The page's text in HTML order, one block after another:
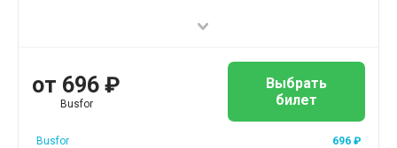
от 696 ₽
Busfor
Выбрать
билет
Busfor 696 ₽